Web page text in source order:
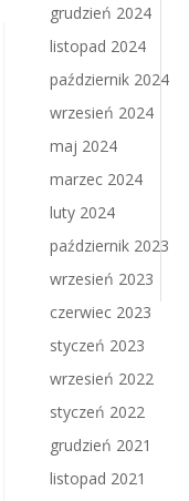
grudzień 2024
listopad 2024
październik 2024
wrzesień 2024
maj 2024
marzec 2024
luty 2024
październik 2023
wrzesień 2023
czerwiec 2023
styczeń 2023
wrzesień 2022
styczeń 2022
grudzień 2021
listopad 2021